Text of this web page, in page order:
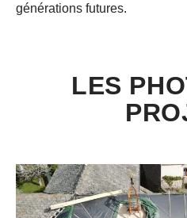
générations futures.
LES